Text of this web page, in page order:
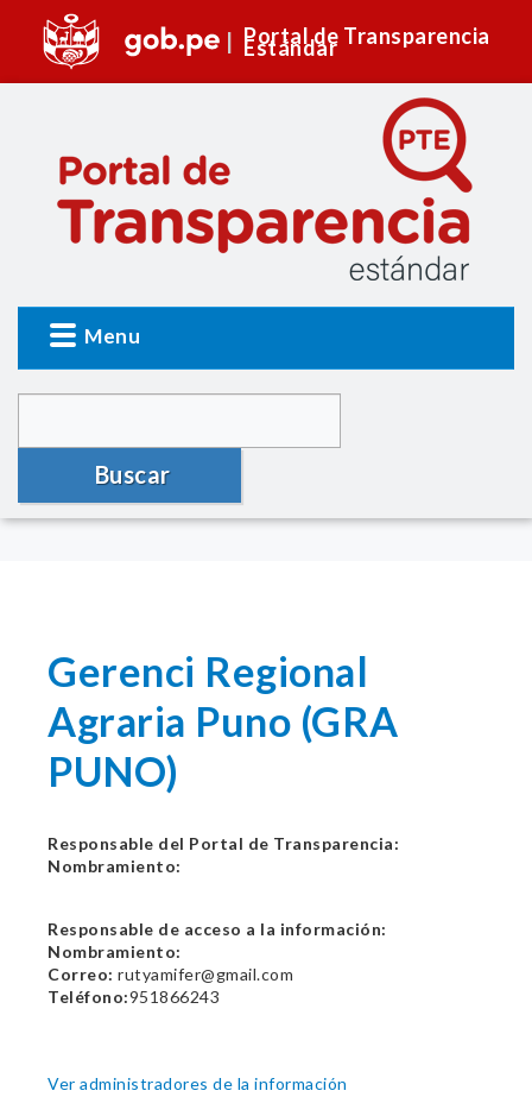
Portal de Transparencia
Estándar
Menu
Buscar
Gerenci Regional
Agraria Puno (GRA
PUNO)
Responsable del Portal de Transparencia:
Nombramiento:
Responsable de acceso a la información:
Nombramiento:
Correo: rutyamifer@gmail.com
Teléfono:951866243
Ver administradores de la información